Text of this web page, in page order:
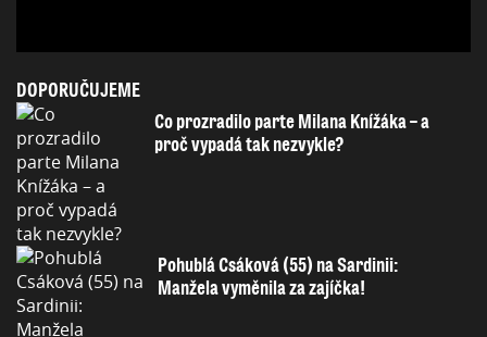
DOPORUČUJEME
Co prozradilo parte Milana Knížáka – a
proč vypadá tak nezvykle?
Pohublá Csáková (55) na Sardinii:
Manžela vyměnila za zajíčka!